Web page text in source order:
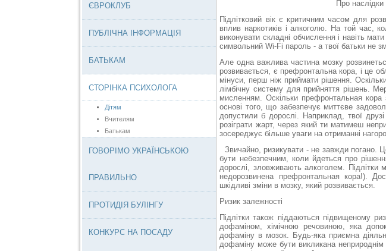
ЄВРОКЛУБ
ПУБЛІЧНА ІНФОРМАЦІЯ
БАТЬКАМ
СТОРІНКА ПСИХОЛОГА
Дітям
Вчителям
Батькам
ГОВОРІМО УКРАЇНСЬКОЮ
ПРАВИЛЬНО
ПРОТИДІЯ БУЛІНГУ
КОНКУРС НА ПОСАДУ
Про
Підлітковий вік є критичним часом для
вплив наркотиків і алкоголю. На той час,
виконувати складні обчислення і навіть
символьний Wi-Fi пароль - а твої батьки не
Але одна важлива частина мозку
розвивається, є префронтальна кора, і це
мінуси, перш ніж приймати рішення.
лімбічну систему для прийняття рішень.
мисленням. Оскільки префронтальная кора
основі того, що забезпечує миттєве
допустили б дорослі. Наприклад, твої
розіграти жарт, через який ти матимеш
зосереджує більше уваги на отриманні
Звичайно, ризикувати - не завжди погано.
бути небезпечним, коли йдеться про
дорослі, зловживають алкоголем. Підлітки
недорозвинена префронтальная кора!).
шкідливі зміни в мозку, який розвивається.
Ризик залежності
Підлітки також піддаються підвищеному
дофаміном, хімічною речовиною, яка
дофаміну в мозок. Будь-яка приємна
дофаміну може бути викликана